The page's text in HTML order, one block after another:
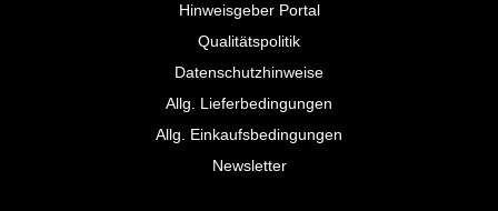
Hinweisgeber Portal
Qualitätspolitik
Datenschutzhinweise
Allg. Lieferbedingungen
Allg. Einkaufsbedingungen
Newsletter